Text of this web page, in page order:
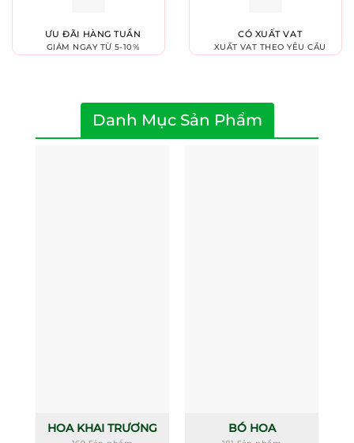
ƯU ĐÃI HÀNG TUẦN
GIẢM NGAY TỪ 5-10%
CÓ XUẤT VAT
XUẤT VAT THEO YÊU CẦU
Danh Mục Sản Phẩm
HOA KHAI TRƯƠNG BÓ HOA